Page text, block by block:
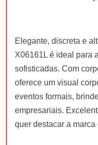
Elegante, discreta e
X06161L é ideal para
sofisticadas. Com
oferece um visual
eventos formais,
empresariais.
quer destacar a